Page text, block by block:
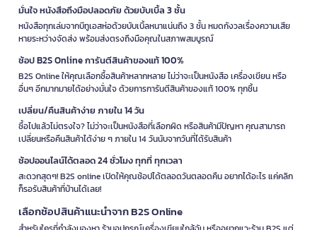
มั่นใจ หนังสือถึงมือปลอดภัย ด้วยบับเบิ้ล 3 ชั้น
หนังสือทุกเล่มจากบีทูเอสห่อด้วยบับเบิ้ลหนาแน่นถึง 3 ชั้น หมดกังวลเรื่องความเสีย
หายระหว่างจัดส่ง พร้อมส่งตรงถึงมือคุณในสภาพสมบูรณ์
ช้อป B2S Online การันตีสินค้าของแท้ 100%
B2S Online ให้คุณเลือกซื้อสินค้าหลากหลาย ไม่ว่าจะเป็นหนังสือ เครื่องเขียน หรือ
อื่นๆ อีกมากมายได้อย่างมั่นใจ ด้วยการการันตีสินค้าของแท้ 100% ทุกชิ้น
เปลี่ยน/คืนสินค้าง่าย ภายใน 14 วัน
ซื้อไปแล้วไม่ตรงใจ? ไม่ว่าจะเป็นหนังสือที่เลือกผิด หรือสินค้ามีปัญหา คุณสามารถ
เปลี่ยนหรือคืนสินค้าได้ง่าย ๆ ภายใน 14 วันนับจากวันที่ได้รับสินค้า
ช้อปออนไลน์ได้ตลอด 24 ชั่วโมง ทุกที่ ทุกเวลา
สะดวกสุดๆ! B2S online เปิดให้คุณช้อปได้ตลอดวันตลอดคืน อยากได้อะไร แค่คลิก
ก็รอรับสินค้าที่บ้านได้เลย!
เลือกช้อปสินค้าแนะนำจาก B2S Online